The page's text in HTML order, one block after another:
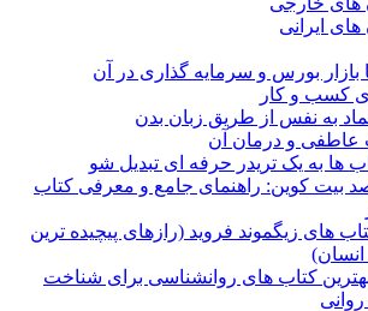
ایرانی
بازار بورس و سرمایه گذاری در آن
کسب و کار
به نفس از طریق زبان بدن
عاطفی و درمان آن
ها به یک تریدر حرفه ای تبدیل شو
بیت کوین: راهنمای جامع و معرفی کتاب
های زیگموند فروید (رازهای پیچیده ترین
کتاب های روانشناسی برای شناخت
روانی